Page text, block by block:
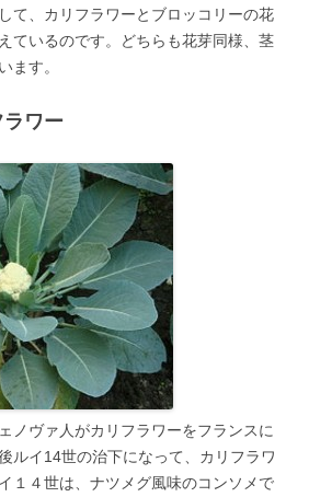
て、カリフラワーとブロッコリーの花
ているのです。どちらも花芽同様、茎
ます。
ワー
ノヴァ人がカリフラワーをフランスに
ルイ14世の治下になって、カリフラワ
１４世は、ナツメグ風味のコンソメで